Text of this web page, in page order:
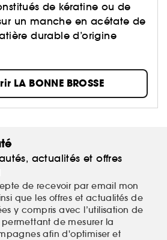
de kératine ou de
un manche en acétate de
durable d’origine
LA BONNE BROSSE
actualités et offres
de recevoir par email mon
que les offres et actualités de
y compris avec l’utilisation de
de mesurer la
afin d'optimiser et